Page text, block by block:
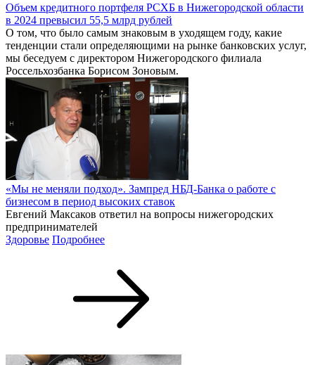
Объем кредитного портфеля РСХБ в Нижегородской области
в 2024 превысил 55,5 млрд рублей
О том, что было самым знаковым в уходящем году, какие
тенденции стали определяющими на рынке банковских услуг,
мы беседуем с директором Нижегородского филиала
Россельхозбанка Борисом Зоновым.
«Мы не меняли подход». Зампред НБД-Банка о работе с
бизнесом в период высоких ставок
Евгений Максаков ответил на вопросы нижегородских
предпринимателей
Здоровье Подробнее